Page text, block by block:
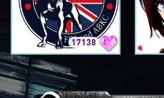
17138